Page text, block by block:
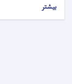
بیشتر